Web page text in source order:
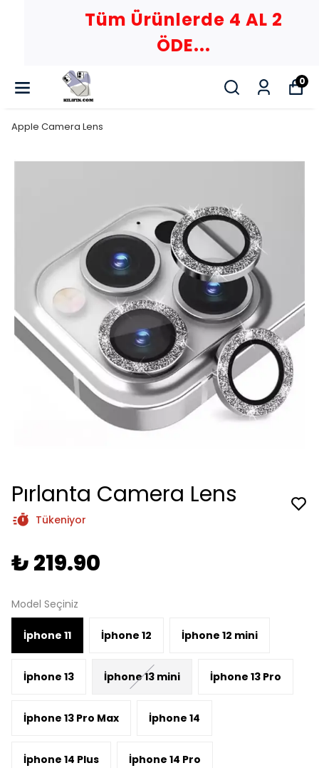
Tüm Ürünlerde 4 AL 2
ÖDE...
0
Apple Camera Lens
Pırlanta Camera Lens
Tükeniyor
₺ 219.90
Model Seçiniz
İphone 11 İphone 12 İphone 12 mini
İphone 13 İphone 13 mini İphone 13 Pro
İphone 13 Pro Max İphone 14
İphone 14 Plus İphone 14 Pro